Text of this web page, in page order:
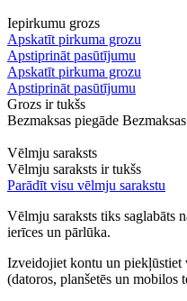
Iepirkumu grozs
Apskatīt pirkuma grozu
Apstiprināt pasūtījumu
Apskatīt pirkuma grozu
Apstiprināt pasūtījumu
Grozs ir tukšs
Bezmaksas piegāde
Vēlmju saraksts
Vēlmju saraksts ir tukšs
Parādīt visu vēlmju sarakstu
Vēlmju saraksts tiks saglabāts
ierīces un pārlūka.
Izveidojiet kontu un piekļūstiet
(datoros, planšetēs un mobilos